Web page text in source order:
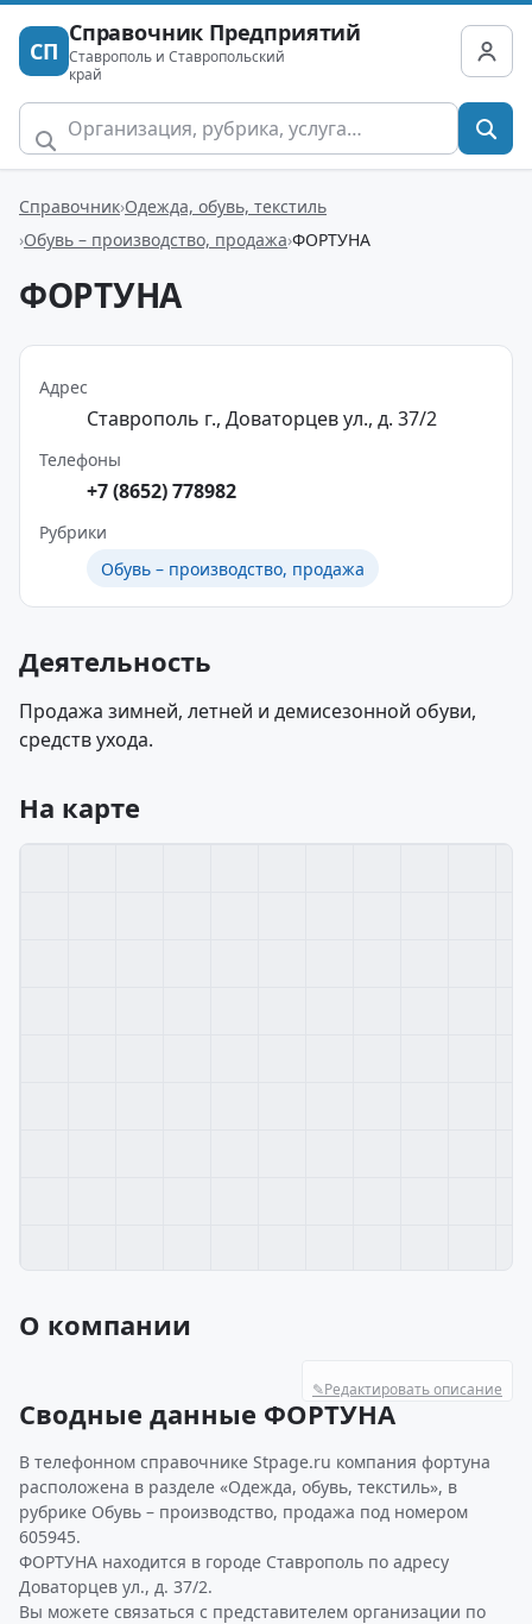
СП
Справочник Предприятий
Ставрополь и Ставропольский
край
Справочник Одежда, обувь, текстиль
Обувь – производство, продажа ФОРТУНА
ФОРТУНА
Адрес
Ставрополь г., Доваторцев ул., д. 37/2
Телефоны
+7 (8652) 778982
Рубрики
Обувь – производство, продажа
Деятельность
Продажа зимней, летней и демисезонной обуви,
средств ухода.
На карте
О компании
✎Редактировать описание
Сводные данные ФОРТУНА
В телефонном справочнике Stpage.ru компания фортуна
расположена в разделе «Одежда, обувь, текстиль», в
рубрике Обувь – производство, продажа под номером
605945.
ФОРТУНА находится в городе Ставрополь по адресу
Доваторцев ул., д. 37/2.
Вы можете связаться с представителем организации по